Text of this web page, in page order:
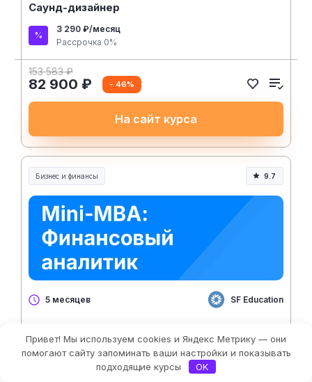
Саунд-дизайнер
3 290 ₽/месяц
Рассрочка 0%
153 583 ₽
82 900 ₽ - 46%
На сайт курса
Бизнес и финансы 9.7
5 месяцев SF Education
7 388 ₽/месяц
Рассрочка 0%
Привет! Мы используем cookies и Яндекс Метрику — они
помогают сайту запоминать ваши настройки и показывать
подходящие курсы
OK
Фильтры